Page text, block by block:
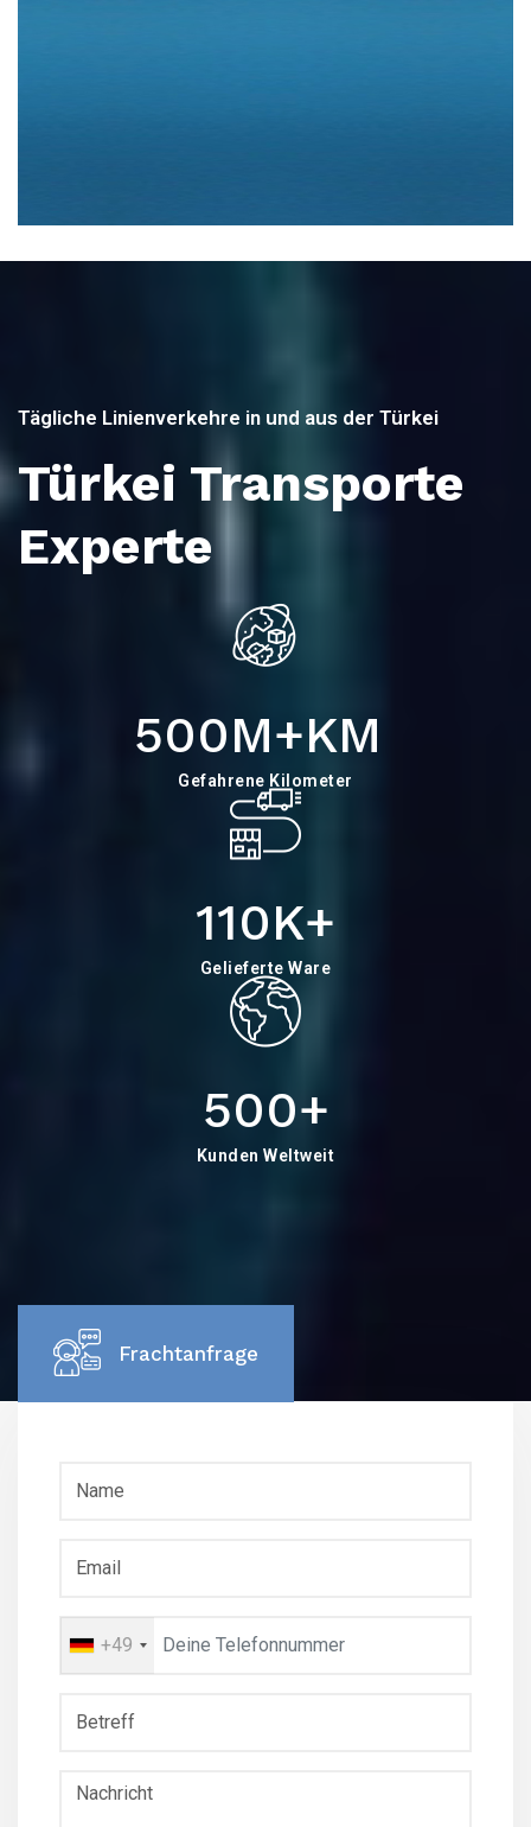
Tägliche Linienverkehre in und aus der Türkei
Türkei Transporte
Experte
500M+KM
Gefahrene Kilometer
110K+
Gelieferte Ware
500+
Kunden Weltweit
Frachtanfrage
+49